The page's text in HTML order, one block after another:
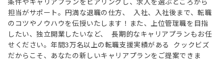
条件やキャリアプランをヒアリングし、求人を選ぶところから
担当がサポート。円満な退職の仕方、 入社、入社後まで、転職
のコツやノウハウを伝授いたします！また、上位管理職を目指
したい、独立開業したいなど、 長期的なキャリアプランもお任
せください。年間3万名以上の転職支援実績がある クックビズ
だからこそ、あなたの新しいキャリアプランをご提案できま